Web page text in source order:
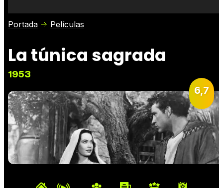
Críticas
Portada Películas
La túnica sagrada
1953
6,7